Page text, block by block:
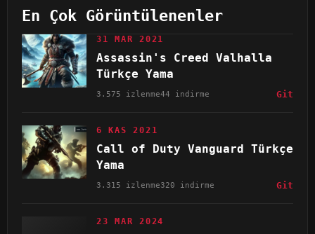
En Çok Görüntülenenler
31 MAR 2021
Assassin's Creed Valhalla
Türkçe Yama
3.575 izlenme44 indirme Git
6 KAS 2021
Call of Duty Vanguard Türkçe
Yama
3.315 izlenme320 indirme Git
23 MAR 2024